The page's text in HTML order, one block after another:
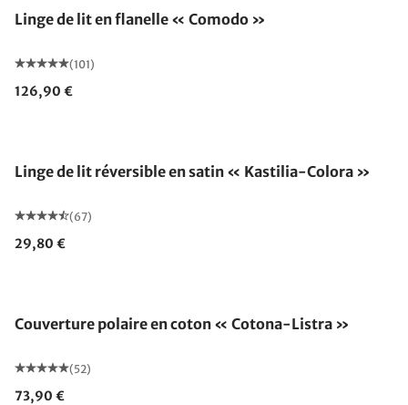
Linge de lit en flanelle « Comodo »
(101)
126,90 €
Linge de lit réversible en satin « Kastilia-Colora »
(67)
29,80 €
Couverture polaire en coton « Cotona-Listra »
(52)
73,90 €